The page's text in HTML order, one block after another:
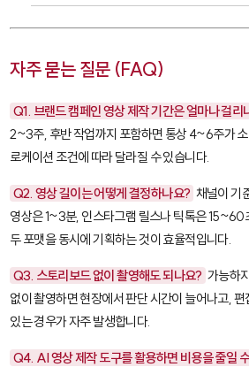
자주 묻는 질문 (FAQ)
Q1. 브랜드 캠페인 영상 제작 기간은 얼마나 걸리
2~3주, 후반 작업까지 포함하면 통상 4~6주가
로케이션 조건에 따라 달라질 수 있습니다.
Q2. 영상 길이는 어떻게 결정하나요? 채널이 기
영상은 1~3분, 인스타그램 릴스나 틱톡은 15~60
두 포맷을 동시에 기획하는 것이 효율적입니다.
Q3. 스토리보드 없이 촬영해도 되나요? 가능하
없이 촬영하면 현장에서 판단 시간이 늘어나고,
있는 경우가 자주 발생합니다.
Q4. AI 영상 제작 도구를 활용하면 비용을 줄일